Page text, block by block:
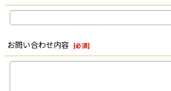
お問い合わせ内容 [必須]